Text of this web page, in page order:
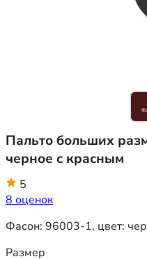
Пальто больших
черное с красным
5
8 оценок
Фасон: 96003-1, цвет:
Размер